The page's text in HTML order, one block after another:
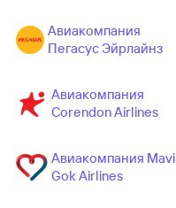
Авиакомпания
Пегасус Эйрлайнз
Авиакомпания
Corendon Airlines
Авиакомпания Mavi
Gok Airlines